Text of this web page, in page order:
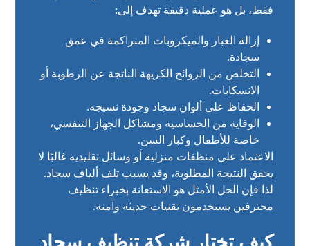
فقط، بل هو عملية دقيقة تهدف إلى:
إزالة الغبار والميكروبات المتراكمة في عمق
سجادة.
التخلص من الروائح الكريهة الناتجة عن الرطوبة أو
الانسكابات.
الحفاظ على ألوان سجاد وجودة نسيجه.
الوقاية من الحساسية ومشاكل الجهاز التنفسي،
خاصة للأطفال وكبار السن.
الاعتماد على منظفات منزلية أو وسائل تقليدية غالبًا لا
يحقق النتيجة المطلوبة، وقد يسبب تلف ألياف سجاد.
لذا فإن الحل الأمثل هو الاستعانة بخبراء تنظيف
محترفين يستخدمون تقنيات حديثة وآمنة.